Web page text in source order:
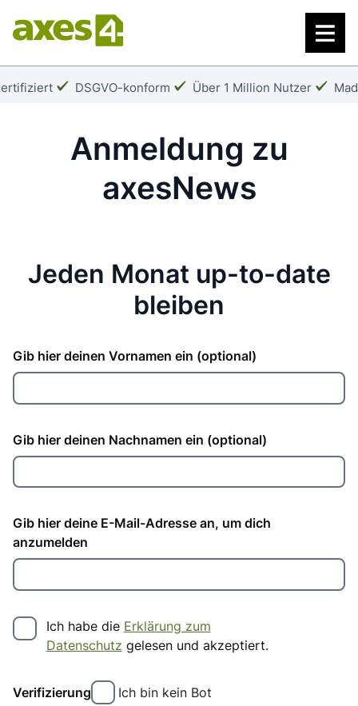
Zum
Hauptinhalt
Häkchen:
DSGVO-konform
Häkchen:
Über 1 Million Nutzer
Anmeldung zu
axesNews
Jeden Monat up-to-date
bleiben
Gib hier deinen Vornamen ein (optional)
Gib hier deinen Nachnamen ein (optional)
Address
Gib hier deine E-Mail-Adresse an, um dich
anzumelden
Ich habe die Erklärung zum
Datenschutz gelesen und akzeptiert.
Verifizierung Ich bin kein Bot